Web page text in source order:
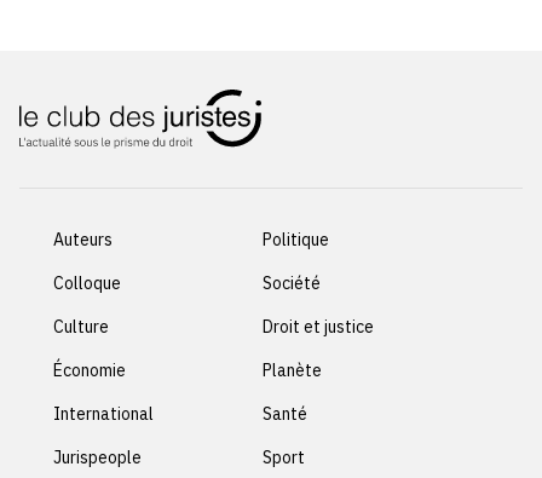
Auteurs
Colloque
Culture
Économie
International
Jurispeople
Politique
Société
Droit et justice
Planète
Santé
Sport